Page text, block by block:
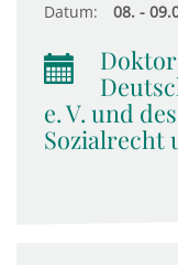
Datum: 08. -
e. V. und
Sozialrecht